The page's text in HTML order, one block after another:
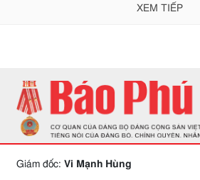
XEM TIẾP
Giám đốc: Vi Mạnh Hùng